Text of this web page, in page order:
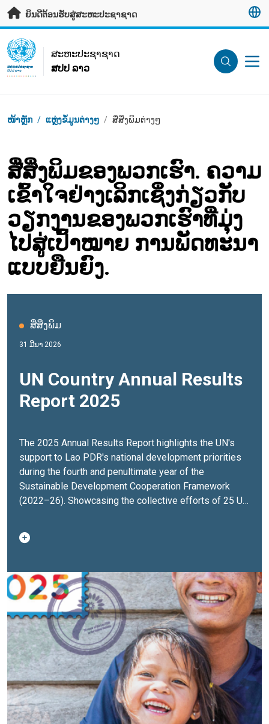
ຂ້າມຂໍ້ມູນຫຼັກ
ຍິນດີຕ້ອນຮັບສູ່ສະຫະປະຊາຊາດ
UN Logo
ສະ​ຫະ​ປະ​ຊາ​ຊາດ
ສປປ ລາວ
ສະ​ຫະ​ປະ​ຊາ​ຊາດ
ສປປ ລາວ
Breadcrumb
ໜ້າຫຼັກ / ແຫຼ່ງຂໍ້ມູນຕ່າງໆ / ສື່ສິ່ງພິມຕ່າງໆ
ສື່ສິ່ງພິມຂອງພວກເຮົາ. ຄວາມ
ເຂົ້າໃຈຢ່າງເລິກເຊິ່ງກ່ຽວກັບ
ວຽກງານຂອງພວກເຮົາທີ່ມຸ່ງ
ໄປສູ່ເປົ້າໝາຍ ການພັດທະນາ
ແບບຍືນຍົງ.
ສື່ສິ່ງພິມ
31 ມີນາ 2026
UN Country Annual Results
Report 2025
The 2025 Annual Results Report highlights the UN's
support to Lao PDR's national development priorities
during the fourth and penultimate year of the
Sustainable Development Cooperation Framework
(2022–26). Showcasing the collective efforts of 25 UN
presents progress made on advancing people's well-
being and resilience, strengthening governance and
even amid significant reductions in official
development assistance and major national
institutional transitions.
Through human-interest stories, the report brings to
life the impact of UN interventions, from communities
recovering after widespread flooding to mothers and
babies benefiting from improved health services and
youth driving forward the LaoUN70 vision. It also
reflects on the UN's role in supporting Lao PDR's
preparations for LDC graduation, the formulation of the
10th National Socio-Economic Development Plan, the